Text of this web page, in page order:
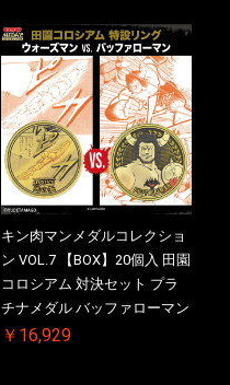
キン肉マンメダルコレクショ
ン VOL.7 【BOX】20個入 田園
コロシアム 対決セット プラ
チナメダル バッファローマン
2.0 顎髭 Ver. VS. 光の矢 ケー
￥16,929